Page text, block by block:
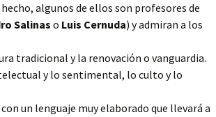
algunos de ellos son profesores de
Salinaso Luis Cernuda) y admiran a los
tradicional y la renovación o vanguardia.
y lo sentimental, lo culto y lo
un lenguaje muy elaborado que llevará a